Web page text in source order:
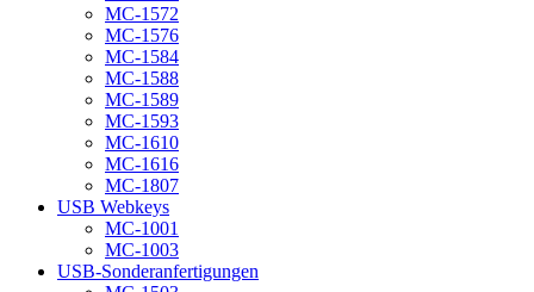
MC-1572
MC-1576
MC-1584
MC-1588
MC-1589
MC-1593
MC-1610
MC-1616
MC-1807
USB Webkeys
MC-1001
MC-1003
USB-Sonderanfertigungen